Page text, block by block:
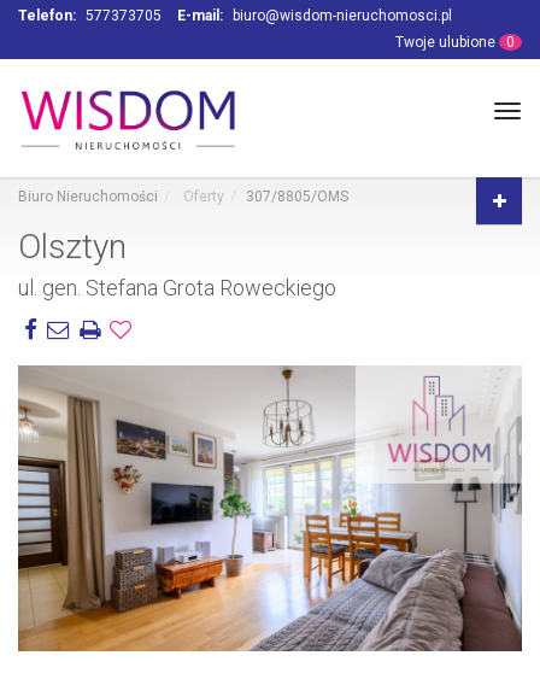
Telefon: 577373705 E-mail:
biuro@wisdom-nieruchomosci.pl
Twoje ulubione
0
Biuro Nieruchomości Oferty 307/8805/OMS
Olsztyn
ul. gen. Stefana Grota Roweckiego
Zdjęcie 1